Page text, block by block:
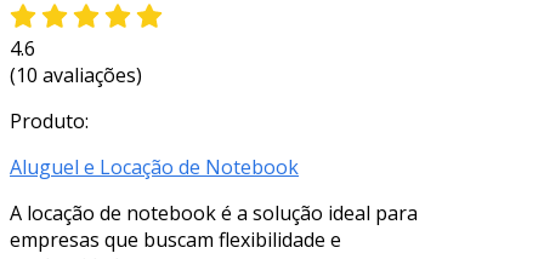
4.6
(10 avaliações)
Produto:
Aluguel e Locação de Notebook
A locação de notebook é a solução ideal para
empresas que buscam flexibilidade e